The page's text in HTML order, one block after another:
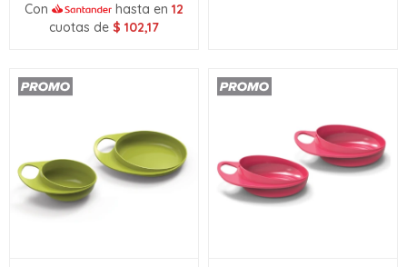
Con hasta en 12
cuotas de $ 102,17